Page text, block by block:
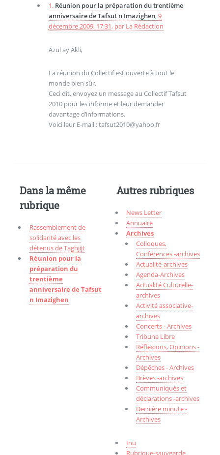
1. Réunion pour la préparation du trentième
anniversaire de Tafsut n Imazighen,9
décembre 2009, 17:31, par La Rédaction
Azul ay Akli,
La réunion du Collectif est ouverte à tout le
monde bien sûr.
Ceci dit, envoyez un message au Collectif Tafsut
2010 pour les informe et leur demander
davantage d’informations.
Voici leur E-mail : tafsut2010@yahoo.fr
Dans la même
rubrique
Rassemblement de
solidarité avec les
détenus de Taghjijt
Réunion pour la
préparation du
trentième
anniversaire de Tafsut
n Imazighen
Autres rubriques
News Letter
Annuaire
Archives
Colloques,
Conférences -archives
Actualité-archives
Agenda-Archives
Actualité Culturelle-
archives
Activité associative-
archives
Concerts - Archives
Tribune Libre
Réflexions, Opinions -
Archives
Dépêches - Archives
Brèves -archives
Communiqués et
déclarations -archives
Dernière minute -
Archives
Inu
Rubrique-sauvgarde